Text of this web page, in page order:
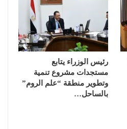
رئيس الوزراء يتابع
مستجدات مشروع تنمية
وتطوير منطقة “علم الروم”
بالساحل…